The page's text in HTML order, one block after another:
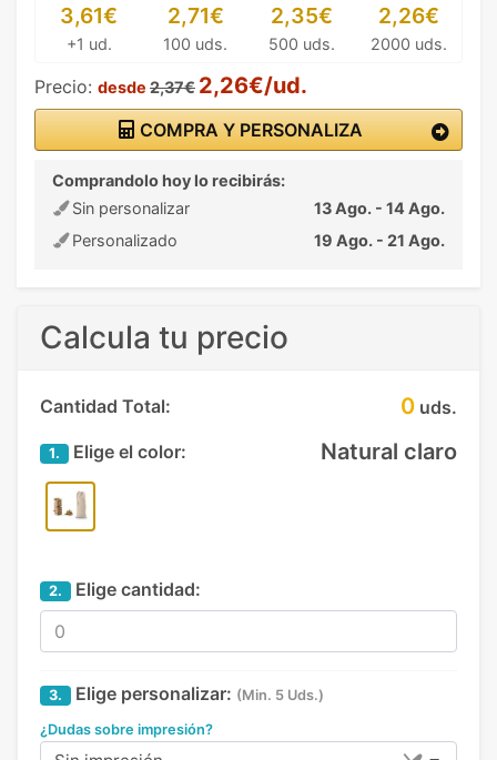
3,61€
+1 ud.
2,71€
100 uds.
2,35€
500 uds.
2,26€
2000 uds.
Precio: desde 2,37€ 2,26€/ud.
COMPRA Y PERSONALIZA
Comprandolo hoy lo recibirás:
Sin personalizar
13 Ago. - 14 Ago.
Personalizado
19 Ago. - 21 Ago.
Calcula tu precio
Cantidad Total: 0 uds.
1. Elige el color: Natural claro
2. Elige cantidad:
3. Elige personalizar: (Min. 5 Uds.)
¿Dudas sobre impresión?